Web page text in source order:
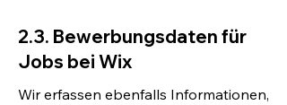
2.3. Bewerbungsdaten für
Jobs bei Wix
Wir erfassen ebenfalls Informationen,